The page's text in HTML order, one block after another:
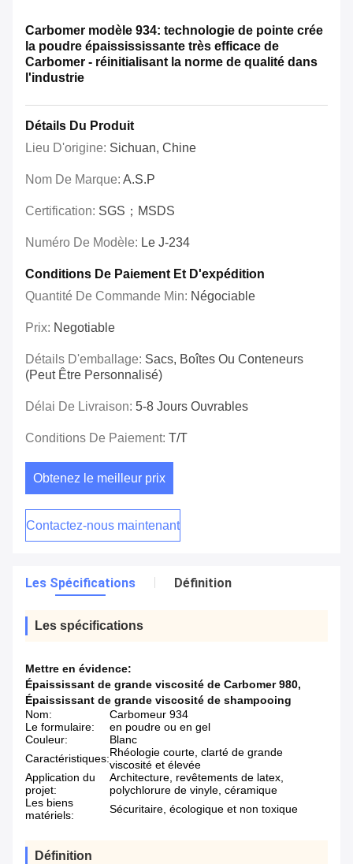
Carbomer modèle 934: technologie de pointe crée
la poudre épaissississante très efficace de
Carbomer - réinitialisant la norme de qualité dans
l'industrie
Détails Du Produit
Lieu D'origine: Sichuan, Chine
Nom De Marque: A.S.P
Certification: SGS；MSDS
Numéro De Modèle: Le J-234
Conditions De Paiement Et D'expédition
Quantité De Commande Min: Négociable
Prix: Negotiable
Détails D'emballage: Sacs, Boîtes Ou Conteneurs
(peut Être Personnalisé)
Délai De Livraison: 5-8 Jours Ouvrables
Conditions De Paiement: T/T
Obtenez le meilleur prix
Contactez-nous maintenant
Les Spécifications Définition
Les spécifications
Mettre en évidence:
Épaississant de grande viscosité de Carbomer 980,
Épaississant de grande viscosité de shampooing
Nom:
Carbomeur 934
Le formulaire:
en poudre ou en gel
Couleur:
Blanc
Caractéristiques:Rhéologie courte, clarté de grande
viscosité et élevée
Application du
projet:
Architecture, revêtements de latex,
polychlorure de vinyle, céramique
Les biens
matériels:
Sécuritaire, écologique et non toxique
Définition